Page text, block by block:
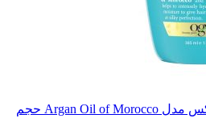
نرم کننده مو او جی ایکس مدل Argan Oil of Morocco حجم